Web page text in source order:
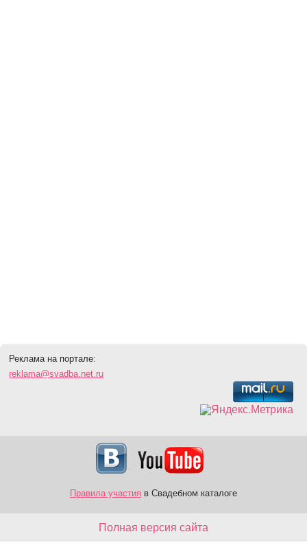
Реклама на портале:
reklama@svadba.net.ru
Правила участия в Свадебном каталоге
Полная версия сайта